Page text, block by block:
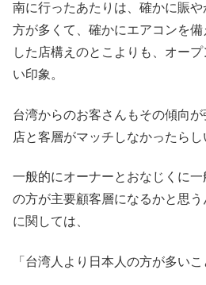
南に行ったあたりは、確かに賑
方が多くて、確かにエアコンを
した店構えのとこよりも、オー
い印象。
台湾からのお客さんもその傾向
店と客層がマッチしなかったらし
一般的にオーナーとおなじくに
の方が主要顧客層になるかと思
に関しては、
「台湾人より日本人の方が多いこ